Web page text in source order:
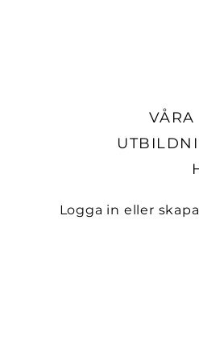
VÅRA
Logga in eller